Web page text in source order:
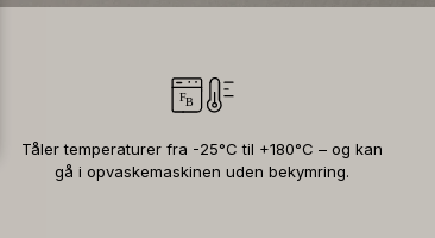
Tåler temperaturer fra -25°C til +180°C – og kan
gå i opvaskemaskinen uden bekymring.